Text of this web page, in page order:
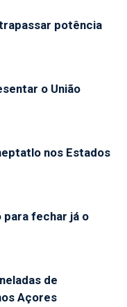
potência
o União
nos Estados
para fechar já o
de
Açores